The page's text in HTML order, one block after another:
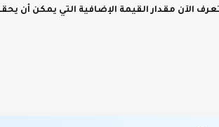
الآن مقدار القيمة الإضافية التي يمكن أن